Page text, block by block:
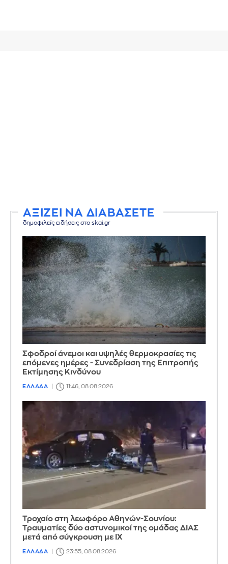
ΑΞΙΖΕΙ ΝΑ ΔΙΑΒΑΣΕΤΕ
δημοφιλείς ειδήσεις στο skai.gr
Σφοδροί άνεμοι και υψηλές θερμοκρασίες τις
επόμενες ημέρες - Συνεδρίαση της Επιτροπής
Εκτίμησης Κινδύνου
ΕΛΛΑΔΑ 11:46, 08.08.2026
Τροχαίο στη λεωφόρο Αθηνών-Σουνίου:
Τραυματίες δύο αστυνομικοί της ομάδας ΔΙΑΣ
μετά από σύγκρουση με ΙΧ
ΕΛΛΑΔΑ 23:55, 08.08.2026